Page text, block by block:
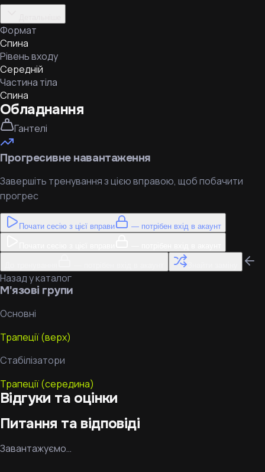
Формат
Спина
Рівень входу
Середній
Частина тіла
Спина
Обладнання
Гантелі
Прогресивне навантаження
Завершіть тренування з цією вправою, щоб побачити
прогрес
Почати сесію з цієї вправи — потрібен вхід в акаунт
Назад у каталог
М'язові групи
Основні
Трапеції (верх)
Стабілізатори
Трапеції (середина)
Відгуки та оцінки
Питання та відповіді
Завантажуємо…